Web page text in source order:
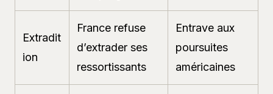
Extradit
ion
France refuse
d’extrader ses
ressortissants
Entrave aux
poursuites
américaines